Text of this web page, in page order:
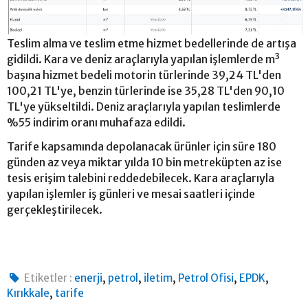
Teslim alma ve teslim etme hizmet bedellerinde de artışa
gidildi. Kara ve deniz araçlarıyla yapılan işlemlerde m³
başına hizmet bedeli motorin türlerinde 39,24 TL'den
100,21 TL'ye, benzin türlerinde ise 35,28 TL'den 90,10
TL'ye yükseltildi. Deniz araçlarıyla yapılan teslimlerde
%55 indirim oranı muhafaza edildi.
Tarife kapsamında depolanacak ürünler için süre 180
günden az veya miktar yılda 10 bin metreküpten az ise
tesis erişim talebini reddedebilecek. Kara araçlarıyla
yapılan işlemler iş günleri ve mesai saatleri içinde
gerçekleştirilecek.
Etiketler : enerji, petrol , iletim, Petrol Ofisi, EPDK,
Kırıkkale, tarife